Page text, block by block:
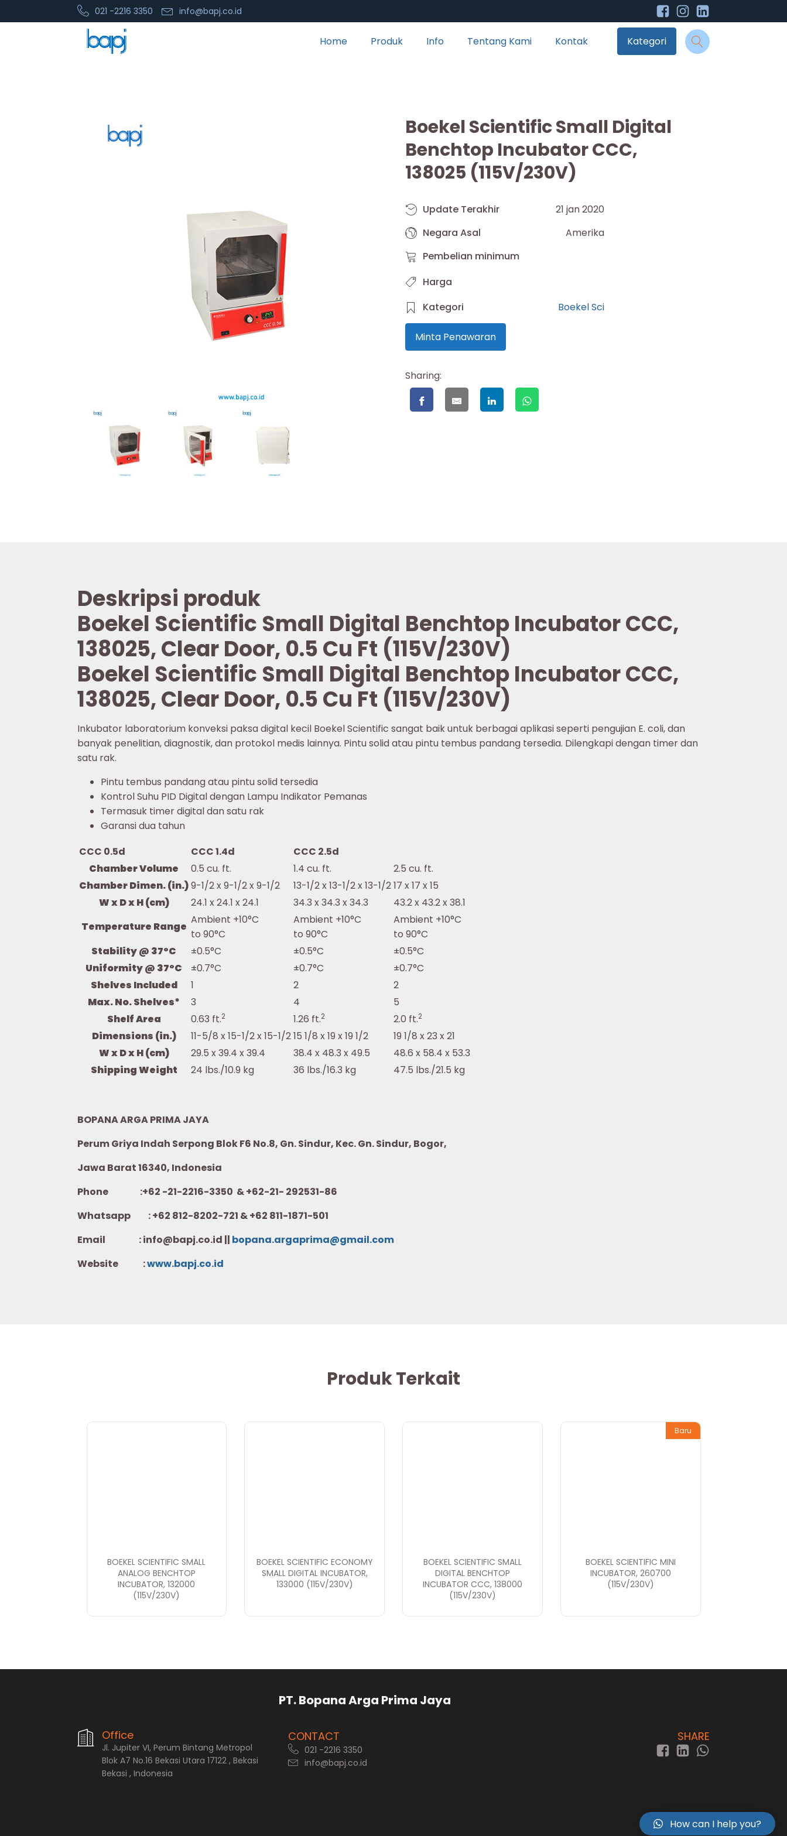
021 -2216 3350 info@bapj.co.id
Home Produk Info Tentang Kami Kontak Kategori
Boekel Scientific Small Digital
Benchtop Incubator CCC,
138025 (115V/230V)
Update Terakhir
21 jan 2020
Negara Asal
Amerika
Pembelian minimum
Harga
Kategori
Boekel Sci
Minta Penawaran
Sharing:
Deskripsi produk
Boekel Scientific Small Digital Benchtop Incubator CCC,
138025, Clear Door, 0.5 Cu Ft (115V/230V)
Boekel Scientific Small Digital Benchtop Incubator CCC,
138025, Clear Door, 0.5 Cu Ft (115V/230V)
Inkubator laboratorium konveksi paksa digital kecil Boekel Scientific sangat baik untuk berbagai aplikasi seperti pengujian E. coli, dan
banyak penelitian, diagnostik, dan protokol medis lainnya. Pintu solid atau pintu tembus pandang tersedia. Dilengkapi dengan timer dan
satu rak.
Pintu tembus pandang atau pintu solid tersedia
Kontrol Suhu PID Digital dengan Lampu Indikator Pemanas
Termasuk timer digital dan satu rak
Garansi dua tahun
CCC 0.5d
CCC 1.4d
CCC 2.5d
Chamber Volume
0.5 cu. ft. 1.4 cu. ft.
2.5 cu. ft.
Chamber Dimen. (in.)9-1/2 x 9-1/2 x 9-1/2 13-1/2 x 13-1/2 x 13-1/217 x 17 x 15
W x D x H (cm)
24.1 x 24.1 x 24.1 34.3 x 34.3 x 34.3
43.2 x 43.2 x 38.1
Temperature Range
Ambient +10°C
to 90°C
Ambient +10°C
to 90°C
Ambient +10°C
to 90°C
Stability @ 37°C
±0.5°C ±0.5°C
±0.5°C
Uniformity @ 37°C
±0.7°C ±0.7°C
±0.7°C
Shelves Included
1 2
2
Max. No. Shelves*
3 4
5
Shelf Area
0.63 ft.2 1.26 ft.2 2.0 ft.2
Dimensions (in.) 11-5/8 x 15-1/2 x 15-1/215 1/8 x 19 x 19 1/2
19 1/8 x 23 x 21
W x D x H (cm)
29.5 x 39.4 x 39.4 38.4 x 48.3 x 49.5
48.6 x 58.4 x 53.3
Shipping Weight
24 lbs./10.9 kg 36 lbs./16.3 kg 47.5 lbs./21.5 kg
BOPANA ARGA PRIMA JAYA
Perum Griya Indah Serpong Blok F6 No.8, Gn. Sindur, Kec. Gn. Sindur, Bogor,
Jawa Barat 16340, Indonesia
Phone :+62 -21-2216-3350 & +62-21- 292531-86
Whatsapp :+62 812-8202-721 & +62 811-1871-501
Email : info@bapj.co.id || bopana.argaprima@gmail.com
Website :www.bapj.co.id
Produk Terkait
BOEKEL SCIENTIFIC SMALL
ANALOG BENCHTOP
INCUBATOR, 132000
(115V/230V)
BOEKEL SCIENTIFIC ECONOMY
SMALL DIGITAL INCUBATOR,
133000 (115V/230V)
BOEKEL SCIENTIFIC SMALL
DIGITAL BENCHTOP
INCUBATOR CCC, 138000
(115V/230V)
Baru
BOEKEL SCIENTIFIC MINI
INCUBATOR, 260700
(115V/230V)
PT. Bopana Arga Prima Jaya
Office
Jl. Jupiter VI, Perum Bintang Metropol
Blok A7 No.16 Bekasi Utara 17122 , Bekasi
Bekasi , Indonesia
CONTACT
021 -2216 3350
info@bapj.co.id
SHARE
How can I help you?